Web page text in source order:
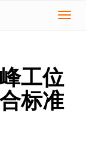
切
工位
标准